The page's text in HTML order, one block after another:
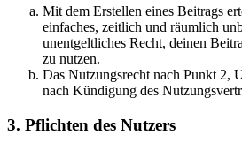
Mit dem Erstellen eines Beitrags
einfaches, zeitlich und räumlich
unentgeltliches Recht, deinen
zu nutzen.
Das Nutzungsrecht nach Punkt 2,
nach Kündigung des
3. Pflichten des Nutzers